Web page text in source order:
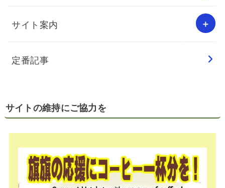
サイト案内
定番記事
サイトの維持にご協力を